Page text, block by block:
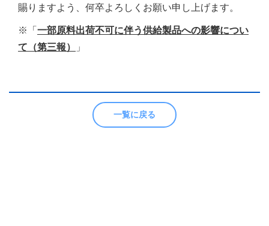
賜りますよう、何卒よろしくお願い申し上げます。
※「 一部原料出荷不可に伴う供給製品への影響につい
て（第三報）
」
一覧に戻る